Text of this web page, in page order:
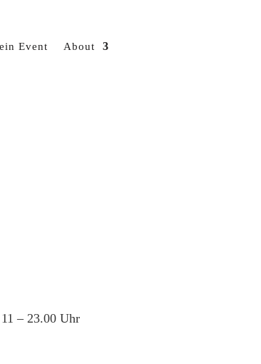
Event About
– 23.00 Uhr